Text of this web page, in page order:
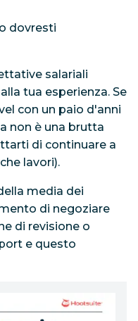
dovresti
salariali
tua esperienza. Se
con un paio d'anni
non è una brutta
di continuare a
lavori).
media dei
di negoziare
di revisione o
e questo